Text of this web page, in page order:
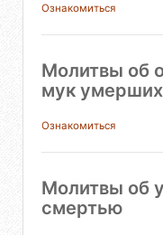
Ознакомиться
Молитвы об
мук
Ознакомиться
Молитвы об
смертью